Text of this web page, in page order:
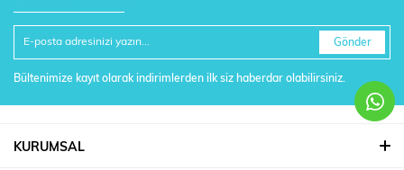
Gönder
Bültenimize kayıt olarak indirimlerden ilk siz haberdar olabilirsiniz.
KURUMSAL